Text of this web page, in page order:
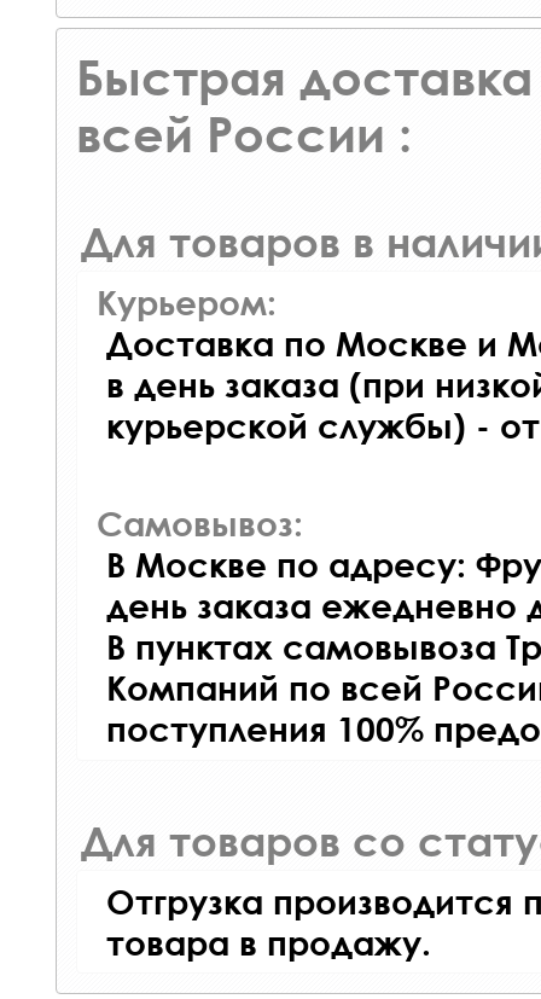
Быстрая доставка
всей России :
Для товаров в
Курьером:
Доставка по Москве и
в день заказа (при
курьерской службы) -
Самовывоз:
В Москве по адресу:
день заказа ежедневно
В пунктах самовывоза
Компаний по всей
поступления 100%
Для товаров со
Отгрузка производится
товара в продажу.